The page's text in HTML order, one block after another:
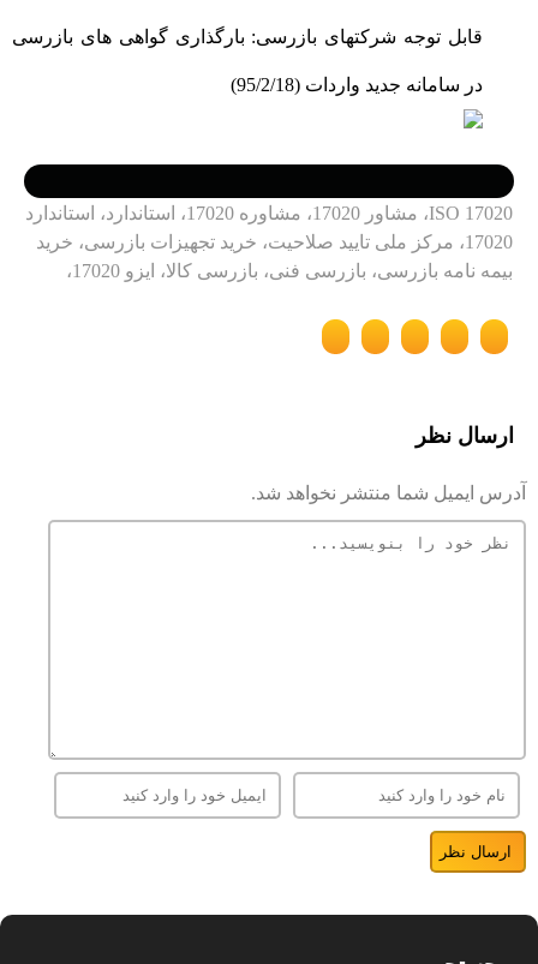
قابل توجه شرکتهای بازرسی: بارگذاری گواهی های بازرسی
در سامانه جدید واردات (95/2/18)
ISO 17020، مشاور 17020، مشاوره 17020، استاندارد، استاندارد
17020، مرکز ملی تایید صلاحیت، خرید تجهیزات بازرسی، خرید
بیمه نامه بازرسی، بازرسی فنی، بازرسی کالا، ایزو 17020،
ارسال نظر
آدرس ایمیل شما منتشر نخواهد شد.